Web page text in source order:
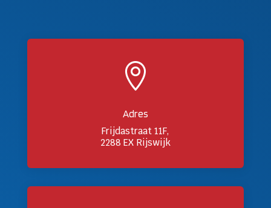

Adres
Frijdastraat 11F,
2288 EX Rijswijk